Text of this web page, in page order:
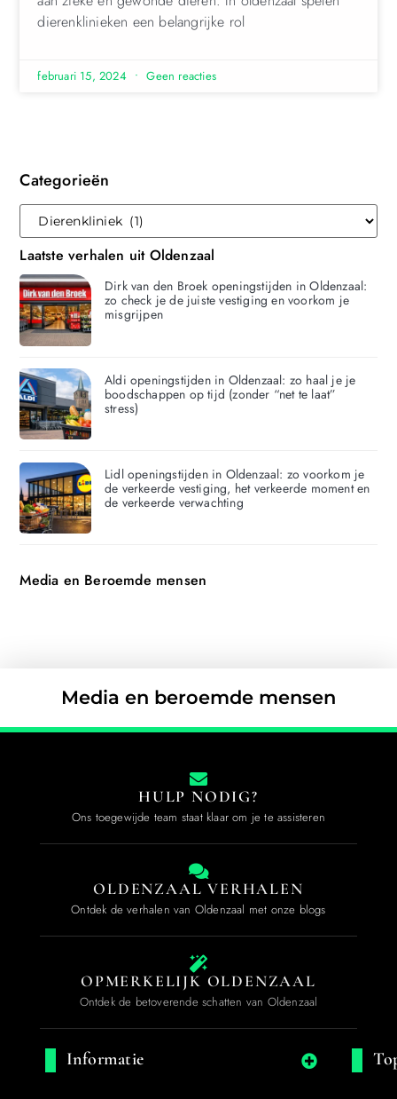
dierenklinieken een belangrijke rol
februari 15, 2024 Geen reacties
Categorieën
Laatste verhalen uit Oldenzaal
Dirk van den Broek openingstijden in Oldenzaal:
zo check je de juiste vestiging en voorkom je
misgrijpen
Aldi openingstijden in Oldenzaal: zo haal je je
boodschappen op tijd (zonder “net te laat”
stress)
Lidl openingstijden in Oldenzaal: zo voorkom je
de verkeerde vestiging, het verkeerde moment en
de verkeerde verwachting
Media en Beroemde mensen
Media en beroemde mensen
HULP NODIG?
Ons toegewijde team staat klaar om je te assisteren
OLDENZAAL VERHALEN
Ontdek de verhalen van Oldenzaal met onze blogs
OPMERKELIJK OLDENZAAL
Ontdek de betoverende schatten van Oldenzaal
Informatie